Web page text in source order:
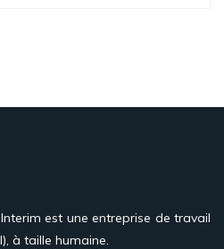
est une entreprise de travail
à taille humaine.